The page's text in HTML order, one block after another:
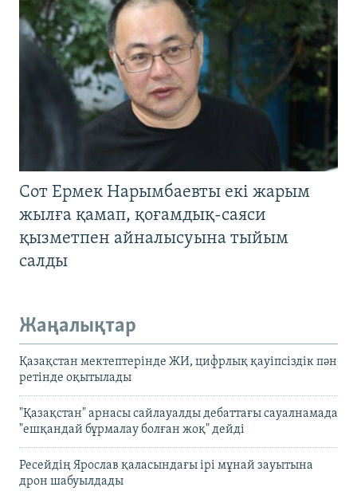
Сот Ермек Нарымбаевты екі жарым
жылға қамап, қоғамдық-саяси
қызметпен айналысуына тыйым
салды
Жаңалықтар
Қазақстан мектептерінде ЖИ, цифрлық қауіпсіздік пән
ретінде оқытылады
"Қазақстан" арнасы сайлауалды дебаттағы сауалнамада
"ешқандай бұрмалау болған жоқ" дейді
Ресейдің Ярослав қаласындағы ірі мұнай зауытына
дрон шабуылдады